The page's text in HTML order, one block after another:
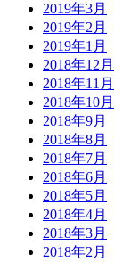
2019年3月
2019年2月
2019年1月
2018年12月
2018年11月
2018年10月
2018年9月
2018年8月
2018年7月
2018年6月
2018年5月
2018年4月
2018年3月
2018年2月